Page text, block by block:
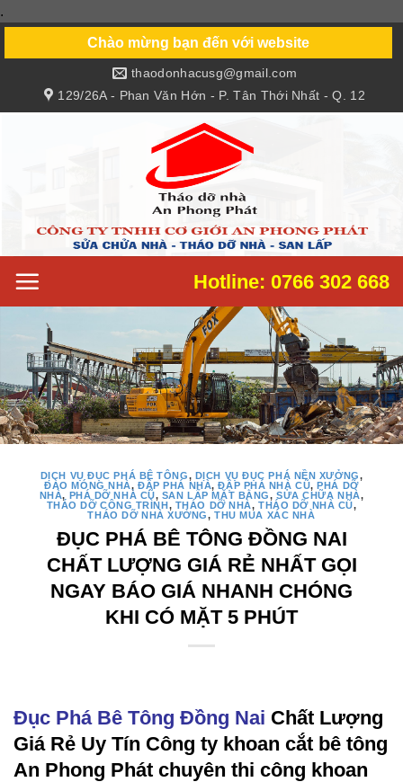
.
content
Chào mừng bạn đến với website
129/26A - Phan Văn Hớn - P. Tân Thới Nhất - Q. 12
thaodonhacusg@gmail.com
Hotline: 0766 302 668
DỊCH VỤ ĐỤC PHÁ BÊ TÔNG, DỊCH VỤ ĐỤC PHÁ NỀN XƯỞNG,
ĐÀO MÓNG NHÀ,ĐẬP PHÁ NHÀ,ĐẬP PHÁ NHÀ CŨ,PHÁ DỠ
NHÀ, PHÁ DỠ NHÀ CŨ, SAN LẤP MẶT BẰNG, SỬA CHỮA NHÀ,
THÁO DỠ CÔNG TRÌNH, THÁO DỠ NHÀ,THÁO DỠ NHÀ CŨ,
THÁO DỠ NHÀ XƯỞNG,THU MUA XÁC NHÀ
ĐỤC PHÁ BÊ TÔNG ĐỒNG NAI
CHẤT LƯỢNG GIÁ RẺ NHẤT GỌI
NGAY BÁO GIÁ NHANH CHÓNG
KHI CÓ MẶT 5 PHÚT
Đục Phá Bê Tông Đồng Nai Chất Lượng
Giá Rẻ Uy Tín Công ty khoan cắt bê tông
An Phong Phát chuyên thi công khoan